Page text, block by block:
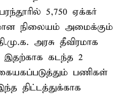
5,750 ஏக்கர்
நிலையம் அமைக்கும்
அரசு தீவிரமாக
இதற்காக கடந்த 2
பணிகள்
திட்டத்துக்காக